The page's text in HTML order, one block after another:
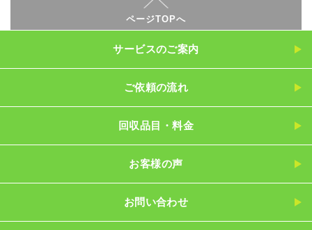
ページTOPへ
サービスのご案内
ご依頼の流れ
回収品目・料金
お客様の声
お問い合わせ